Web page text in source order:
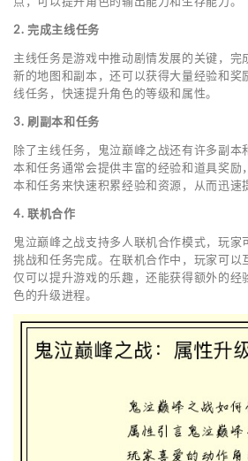
2. 完成主线任务
主线任务是游戏中推动剧情发展的关键，完
新的地图和副本，还可以获得大量经验和奖
线任务，快速提升角色的等级和属性。
3. 刷副本和任务
除了主线任务，鬼泣巅峰之战还有许多副本
本和任务通常会提供丰富的经验和道具奖励
本和任务来快速积累经验和资源，从而迅速
4. 联机合作
鬼泣巅峰之战支持多人联机合作模式，玩家
挑战和任务完成。在联机合作中，玩家可以
仅可以提升游戏的乐趣，还能获得额外的经
色的升级进程。